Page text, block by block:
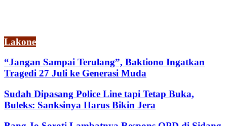
Lakone
“Jangan Sampai Terulang”, Baktiono Ingatkan
Tragedi 27 Juli ke Generasi Muda
Sudah Dipasang Police Line tapi Tetap Buka,
Buleks: Sanksinya Harus Bikin Jera